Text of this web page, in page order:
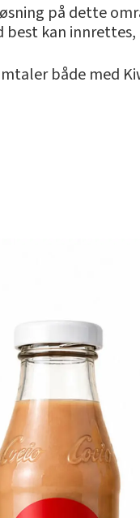
på dette
kan
både med